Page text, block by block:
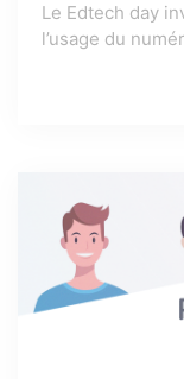
Le Edtech day
l’usage du